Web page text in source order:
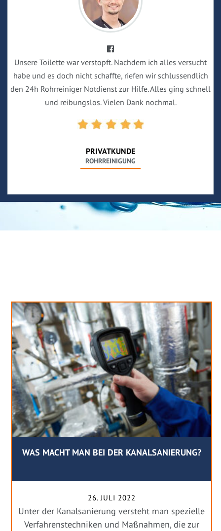
Unsere Toilette war verstopft. Nachdem ich alles versucht
habe und es doch nicht schaffte, riefen wir schlussendlich
den 24h Rohrreiniger Notdienst zur Hilfe. Alles ging schnell
und reibungslos. Vielen Dank nochmal.
PRIVATKUNDE
ROHRREINIGUNG
WAS MACHT MAN BEI DER KANALSANIERUNG?
26. JULI 2022
Unter der Kanalsanierung versteht man spezielle
Verfahrenstechniken und Maßnahmen, die zur